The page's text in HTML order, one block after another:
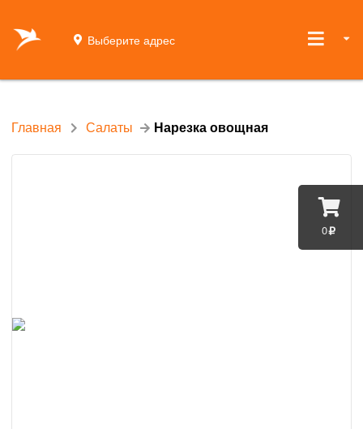
0
Выберите адрес
Главная Салаты Нарезка овощная